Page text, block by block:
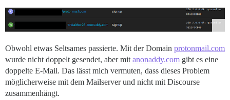
Obwohl etwas Seltsames passierte. Mit der Domain protonmail.com
wurde nicht doppelt gesendet, aber mit anonaddy.com gibt es eine
doppelte E-Mail. Das lässt mich vermuten, dass dieses Problem
möglicherweise mit dem Mailserver und nicht mit Discourse
zusammenhängt.